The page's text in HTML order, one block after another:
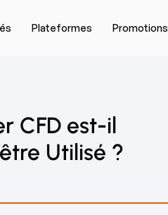
Plateformes Promotions
CFD est-il
Utilisé ?